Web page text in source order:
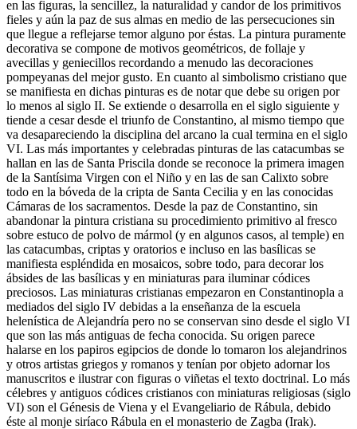
en las figuras, la sencillez, la naturalidad y candor de los primitivos
fieles y aún la paz de sus almas en medio de las persecuciones sin
que llegue a reflejarse temor alguno por éstas. La pintura puramente
decorativa se compone de motivos geométricos, de follaje y
avecillas y geniecillos recordando a menudo las decoraciones
pompeyanas del mejor gusto. En cuanto al simbolismo cristiano que
se manifiesta en dichas pinturas es de notar que debe su origen por
lo menos al siglo II. Se extiende o desarrolla en el siglo siguiente y
tiende a cesar desde el triunfo de Constantino, al mismo tiempo que
va desapareciendo la disciplina del arcano la cual termina en el siglo
VI. Las más importantes y celebradas pinturas de las catacumbas se
hallan en las de Santa Priscila donde se reconoce la primera imagen
de la Santísima Virgen con el Niño y en las de san Calixto sobre
todo en la bóveda de la cripta de Santa Cecilia y en las conocidas
Cámaras de los sacramentos. Desde la paz de Constantino, sin
abandonar la pintura cristiana su procedimiento primitivo al fresco
sobre estuco de polvo de mármol (y en algunos casos, al temple) en
las catacumbas, criptas y oratorios e incluso en las basílicas se
manifiesta espléndida en mosaicos, sobre todo, para decorar los
ábsides de las basílicas y en miniaturas para iluminar códices
preciosos. Las miniaturas cristianas empezaron en Constantinopla a
mediados del siglo IV debidas a la enseñanza de la escuela
helenística de Alejandría pero no se conservan sino desde el siglo VI
que son las más antiguas de fecha conocida. Su origen parece
halarse en los papiros egipcios de donde lo tomaron los alejandrinos
y otros artistas griegos y romanos y tenían por objeto adornar los
manuscritos e ilustrar con figuras o viñetas el texto doctrinal. Lo más
célebres y antiguos códices cristianos con miniaturas religiosas (siglo
VI) son el Génesis de Viena y el Evangeliario de Rábula, debido
éste al monje siríaco Rábula en el monasterio de Zagba (Irak).